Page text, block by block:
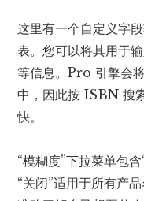
这里有一个自定义字
表。您可以将其用于
等信息。Pro 引擎会
中，因此按 ISBN 搜
快。
“模糊度”下拉菜单包含
“关闭”适用于所有产